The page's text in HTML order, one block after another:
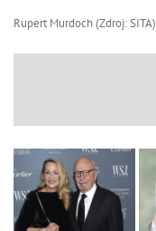
Rupert Murdoch (Zdroj: SITA)